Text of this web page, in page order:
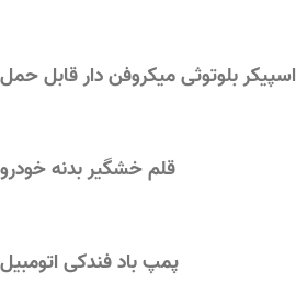
اسپیکر بلوتوثی میکروفن دار قابل حمل
قلم خشگیر بدنه خودرو
پمپ باد فندکی اتومبیل